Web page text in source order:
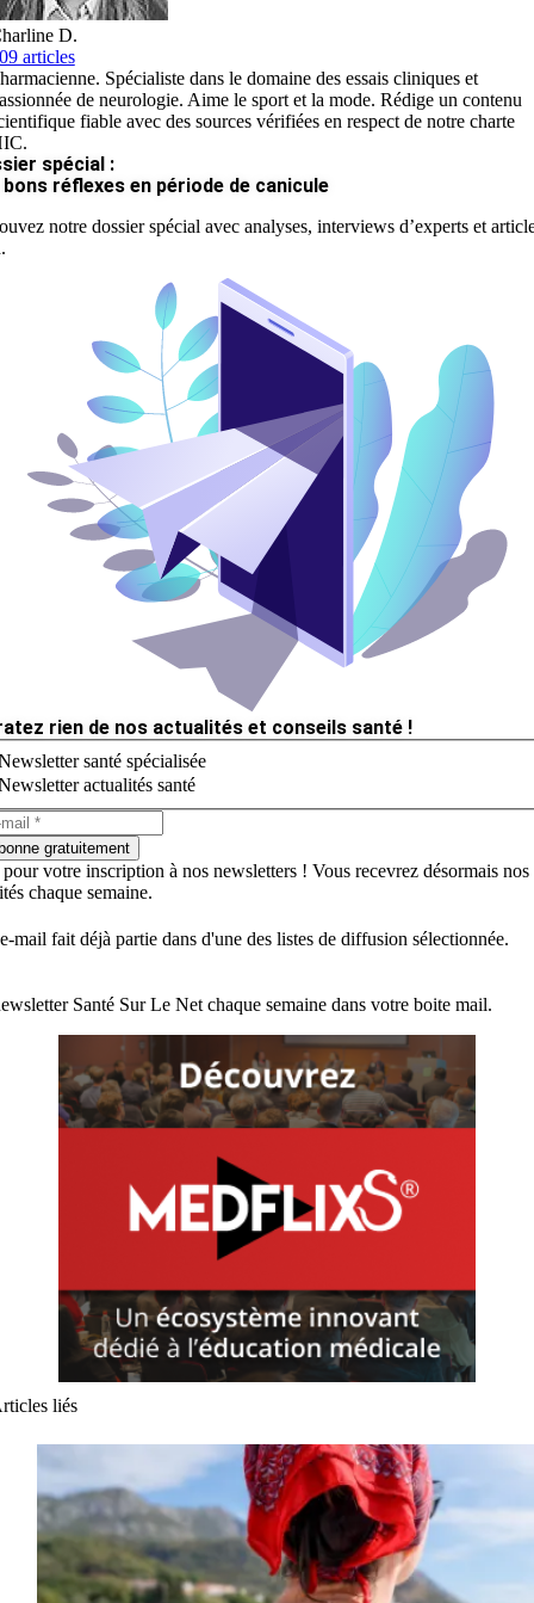
D.
articles
Spécialiste dans le domaine des essais cliniques et
de neurologie. Aime le sport et la mode. Rédige un contenu
fiable avec des sources vérifiées en respect de notre charte
spécial :
bons réflexes en période de canicule
notre dossier spécial avec analyses, interviews d’experts et
rien de nos actualités et conseils santé !
santé spécialisée
actualités santé
gratuitement
votre inscription à nos newsletters ! Vous recevrez désormais nos
chaque semaine.
mail fait déjà partie dans d'une des listes de diffusion sélectionnée.
Santé Sur Le Net chaque semaine dans votre boite mail.
liés